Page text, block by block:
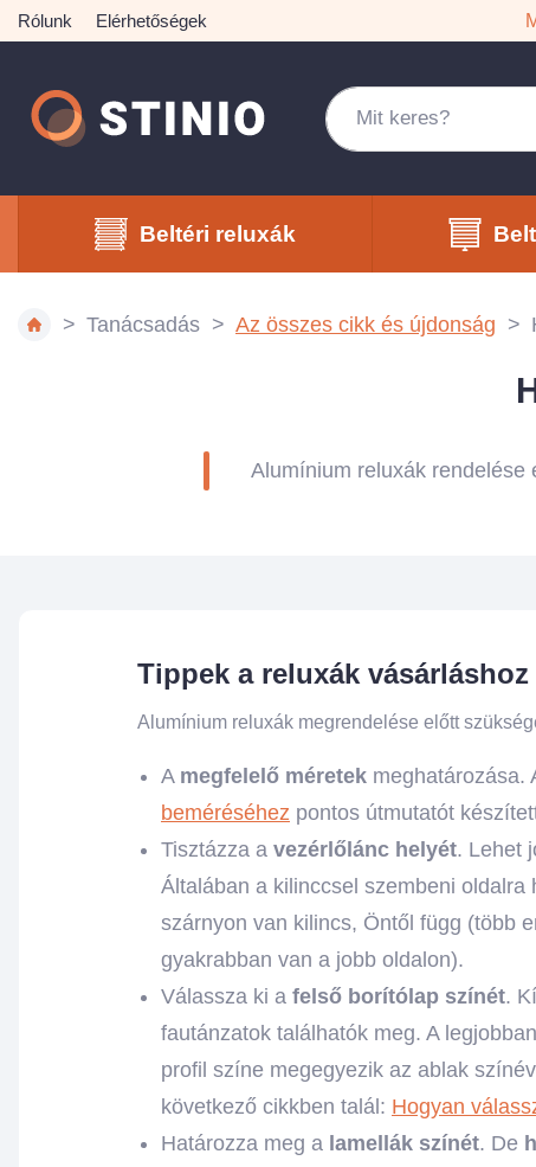
Rólunk Elérhetőségek
Beltéri reluxák
Tanácsadás Az összes cikk és újdonság
Alumínium reluxák rendelése
Tippek a reluxák vásárláshoz
Alumínium reluxák megrendelése előtt
A megfelelő méretek meghatározása.
beméréséhez pontos útmutatót
Tisztázza a vezérlőlánc helyét. Lehet
Általában a kilinccsel szembeni oldalra
szárnyon van kilincs, Öntől függ (több
gyakrabban van a jobb oldalon).
Válassza ki a felső borítólap színét.
fautánzatok találhatók meg. A
profil színe megegyezik az ablak
következő cikkben talál: Hogyan
Határozza meg a lamellák színét. De